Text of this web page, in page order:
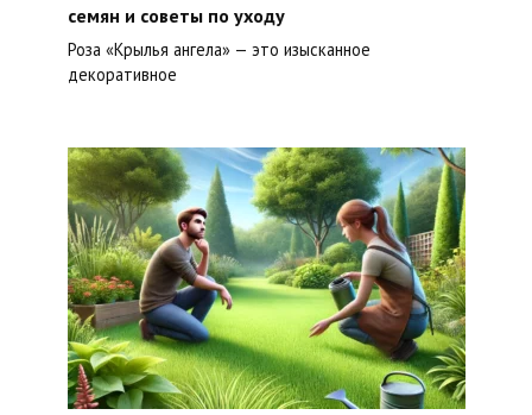
семян и советы по уходу
Роза «Крылья ангела» — это изысканное
декоративное